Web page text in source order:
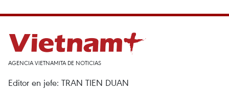
AGENCIA VIETNAMITA DE NOTICIAS
Editor en jefe: TRAN TIEN DUAN